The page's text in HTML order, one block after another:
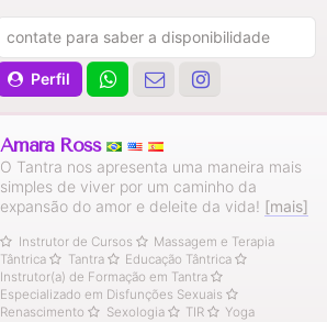
Perfil
contate para saber a disponibilidade
Amara Ross
O Tantra nos apresenta uma maneira mais
simples de viver por um caminho da
expansão do amor e deleite da vida! [mais]
Instrutor de Cursos
Massagem e Terapia
Tântrica
Tantra
Educação Tântrica
Instrutor(a) de Formação em Tantra
Especializado em Disfunções Sexuais
Renascimento
Sexologia TIR Yoga